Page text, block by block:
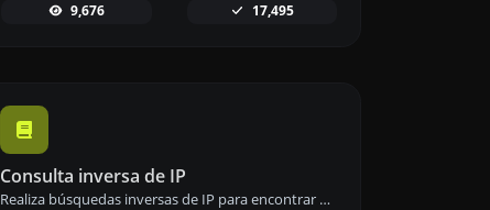
9,676 17,495
Consulta inversa de IP
Realiza búsquedas inversas de IP para encontrar dominios o anfitriones asociados a cualquier dirección IP.